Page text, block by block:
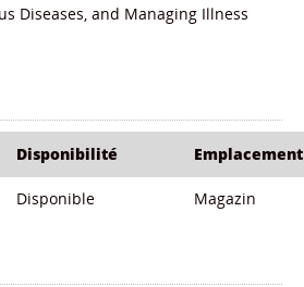
Diseases, and Managing Illness
Disponibilité Emplacement
Disponible Magazin